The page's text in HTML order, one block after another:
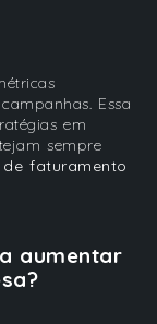
Essa
em
sempre
faturamento
aumentar